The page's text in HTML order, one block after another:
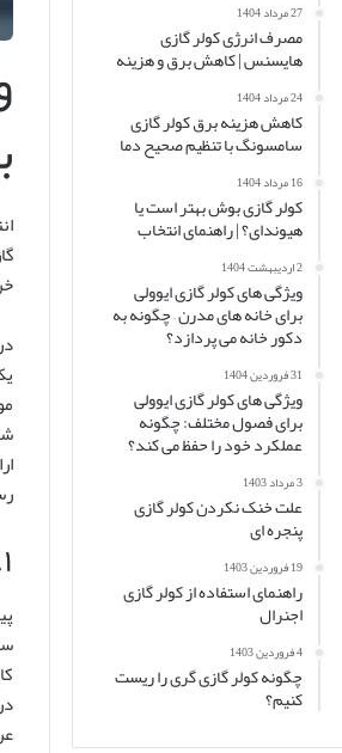
۱. شناخت برند ایوولی: خاستگاه و جایگاه در بازار
27 مرداد 1404
مصرف انرژی کولر گازی
هایسنس | کاهش برق و هزینه
24 مرداد 1404
کاهش هزینه برق کولر گازی
سامسونگ با تنظیم صحیح دما
16 مرداد 1404
کولر گازی بوش بهتر است یا
هیوندای؟ | راهنمای انتخاب
2 اردیبهشت 1404
ویژگی های کولر گازی ایوولی
برای خانه های مدرن – چگونه به
دکور خانه می پردازد؟
31 فروردین 1404
ویژگی های کولر گازی ایوولی
برای فصول مختلف: چگونه
عملکرد خود را حفظ می کند؟
3 مرداد 1403
علت خنک نکردن کولر گازی
پنجره ای
19 فروردین 1403
راهنمای استفاده از کولر گازی
اجنرال
4 فروردین 1403
چگونه کولر گازی گری را ریست
کنیم؟